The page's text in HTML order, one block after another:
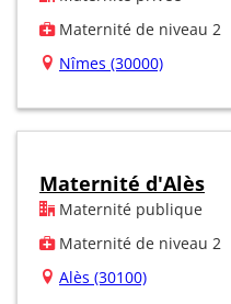
Maternité de niveau 2
Nîmes (30000)
Maternité d'Alès
Maternité publique
Maternité de niveau 2
Alès (30100)